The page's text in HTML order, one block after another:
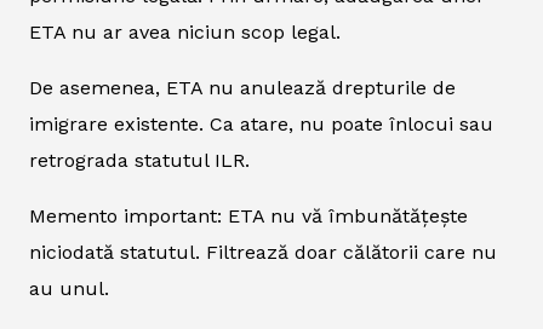
ETA nu ar avea niciun scop legal.
De asemenea, ETA nu anulează drepturile de
imigrare existente. Ca atare, nu poate înlocui sau
retrograda statutul ILR.
Memento important: ETA nu vă îmbunătățește
niciodată statutul. Filtrează doar călătorii care nu
au unul.